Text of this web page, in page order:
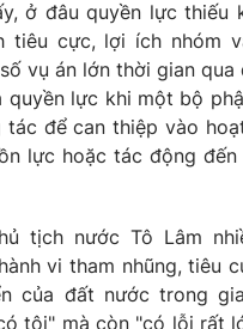
ở đâu quyền lực thiếu
tiêu cực, lợi ích nhóm
vụ án lớn thời gian
quyền lực khi một bộ
để can thiệp vào
lực hoặc tác động
tịch nước Tô Lâm
vi tham nhũng, tiêu
của đất nước trong
tội" mà còn "có lỗi rất